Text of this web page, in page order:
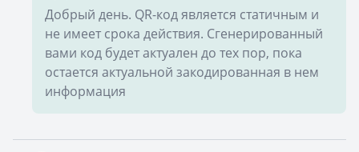
Добрый день. QR-код является статичным и
не имеет срока действия. Сгенерированный
вами код будет актуален до тех пор, пока
остается актуальной закодированная в нем
информация